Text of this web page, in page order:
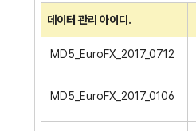
데이터 관리 아이디.
MD5_EuroFX_2017_0712
MD5_EuroFX_2017_0106